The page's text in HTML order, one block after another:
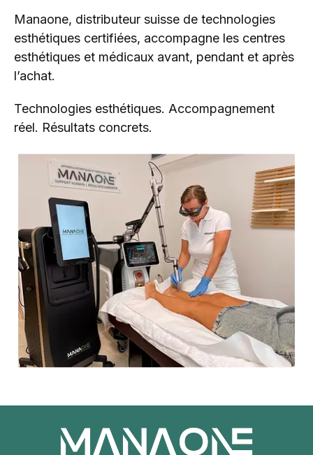
Manaone, distributeur suisse de technologies
esthétiques certifiées, accompagne les centres
esthétiques et médicaux avant, pendant et après
l’achat.
Technologies esthétiques. Accompagnement
réel. Résultats concrets.